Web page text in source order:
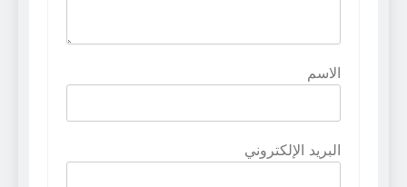
الاسم
البريد الإلكتروني